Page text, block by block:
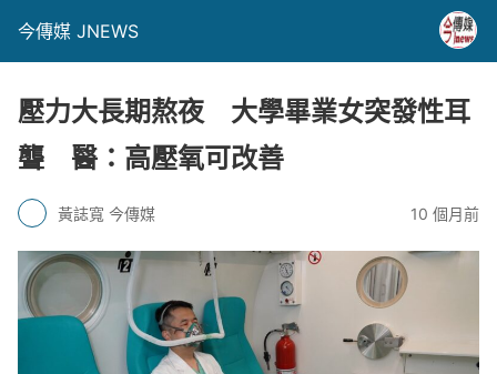
今傳媒 JNEWS
壓力大長期熬夜 大學畢業女突發性耳
聾 醫：高壓氧可改善
黃誌寬 今傳媒 10 個月前